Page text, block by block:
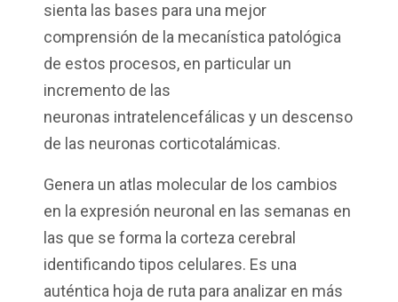
sienta las bases para una mejor
comprensión de la mecanística patológica
de estos procesos, en particular un
incremento de las
neuronas intratelencefálicas y un descenso
de las neuronas corticotalámicas.
Genera un atlas molecular de los cambios
en la expresión neuronal en las semanas en
las que se forma la corteza cerebral
identificando tipos celulares. Es una
auténtica hoja de ruta para analizar en más